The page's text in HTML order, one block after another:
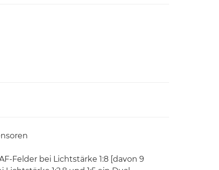
Felder bei Lichtstärke 1:8 [davon 9